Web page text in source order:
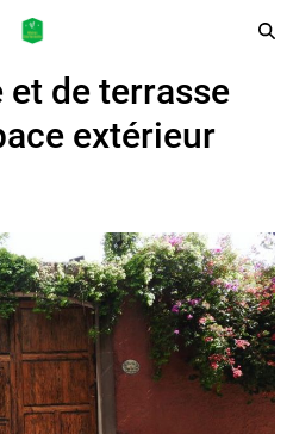
et de terrasse
extérieur